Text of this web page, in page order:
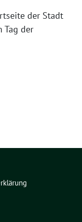
der Stadt
Tag der